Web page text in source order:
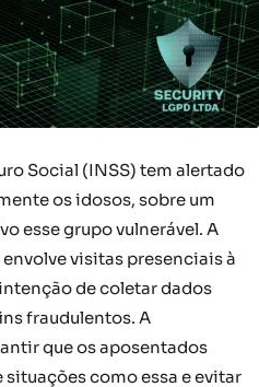
Social (INSS) tem alertado
os idosos, sobre um
esse grupo vulnerável. A
visitas presenciais à
de coletar dados
fraudulentos. A
que os aposentados
como essa e evitar